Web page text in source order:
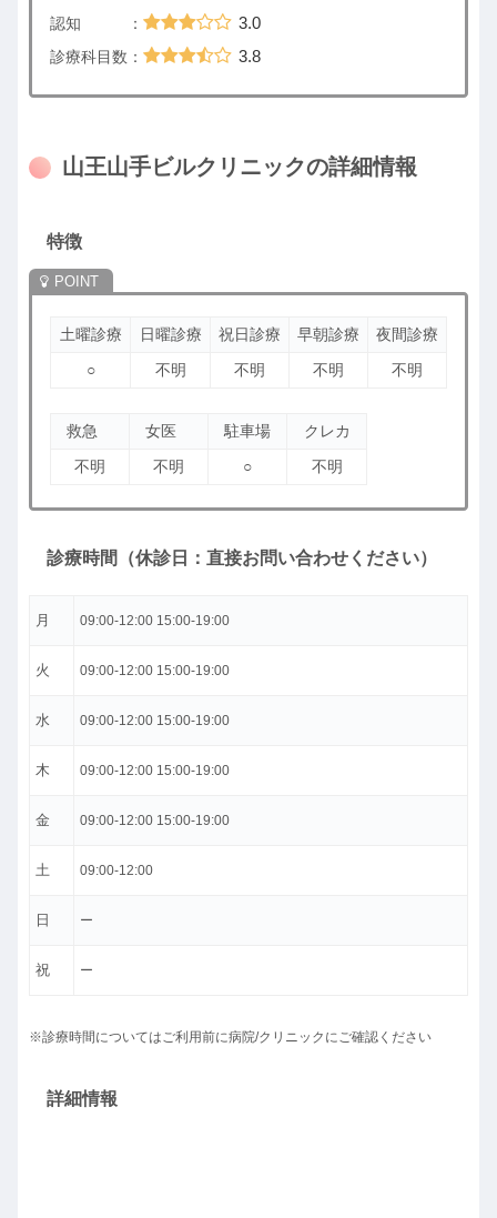
認知 ： 3.0
診療科目数： 3.8
山王山手ビルクリニックの詳細情報
特徴
土曜診療 日曜診療 祝日診療 早朝診療
夜間診療
○
不明 不明 不明 不明
救急 女医 駐車場
クレカ
不明
不明 ○ 不明
診療時間（休診日：直接お問い合わせください）
月 09:00-12:00 15:00-19:00
火 09:00-12:00 15:00-19:00
水 09:00-12:00 15:00-19:00
木 09:00-12:00 15:00-19:00
金 09:00-12:00 15:00-19:00
土 09:00-12:00
日 ー
祝 ー
※診療時間についてはご利用前に病院/クリニックにご確認ください
詳細情報